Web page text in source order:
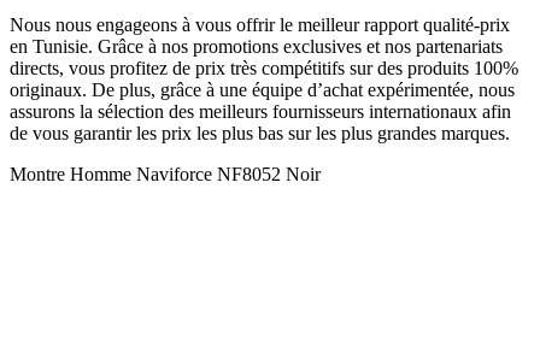
Nous nous engageons à vous offrir le meilleur rapport qualité-prix
en Tunisie. Grâce à nos promotions exclusives et nos partenariats
directs, vous profitez de prix très compétitifs sur des produits 100%
originaux. De plus, grâce à une équipe d’achat expérimentée, nous
assurons la sélection des meilleurs fournisseurs internationaux afin
de vous garantir les prix les plus bas sur les plus grandes marques.
Montre Homme Naviforce NF8052 Noir